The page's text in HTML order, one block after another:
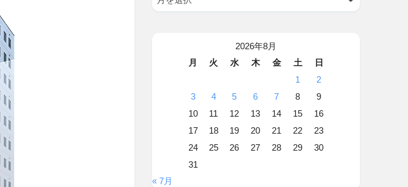
2026年8月
月
火 水 木 金 土
日
1
2
3
4 5 6 7 8
9
10
11 12 13 14 15
16
17
18 19 20 21 22
23
24
25 26 27 28 29
30
31
« 7月